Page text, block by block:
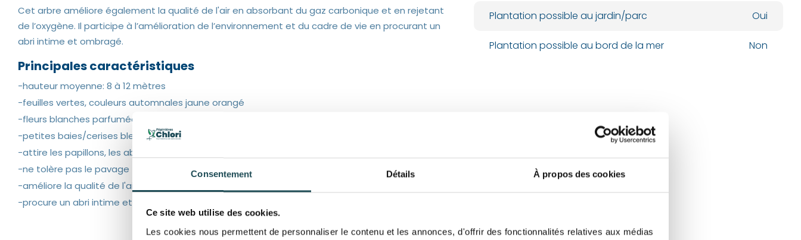
Consentement Détails À propos des cookies
Ce site web utilise des cookies.
Les cookies nous permettent de personnaliser le contenu et les annonces, d'offrir des fonctionnalités relatives aux médias
Cet arbre améliore également la qualité de l'air en absorbant du gaz carbonique et en rejetant
de l’oxygène. Il participe à l’amélioration de l’environnement et du cadre de vie en procurant un
abri intime et ombragé.
Principales caractéristiques
-hauteur moyenne: 8 à 12 mètres
-feuilles vertes, couleurs automnales jaune orangé
-fleurs blanches parfumées
-petites baies/cerises bleu noir
-attire les papillons, les abeilles et les oiseaux.
-ne tolère pas le pavage
-améliore la qualité de l'air
-procure un abri intime et ombragé
Plantation possible au jardin/parc Oui
Plantation possible au bord de la mer Non